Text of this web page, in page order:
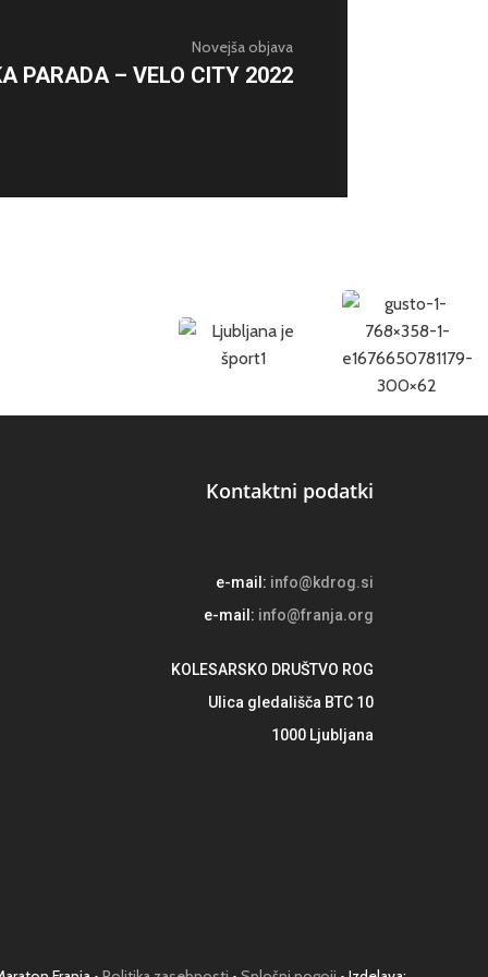
Novejša objava
PARADA – VELO CITY 2022
Kontaktni podatki
e-mail: info@kdrog.si
e-mail: info@franja.org
KOLESARSKO DRUŠTVO ROG
Ulica gledališča BTC 10
1000 Ljubljana